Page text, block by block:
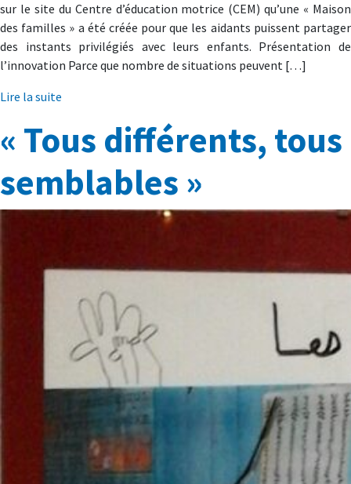
sur le site du Centre d’éducation motrice (CEM) qu’une « Maison
des familles » a été créée pour que les aidants puissent partager
des instants privilégiés avec leurs enfants. Présentation de
l’innovation Parce que nombre de situations peuvent […]
Lire la suite
« Tous différents, tous
semblables »